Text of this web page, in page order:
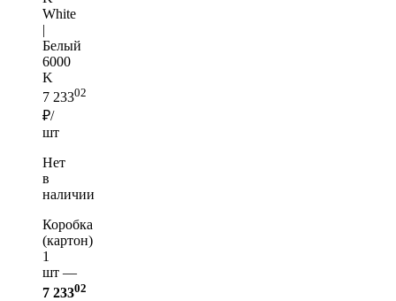
White
|
Белый
6000
K
7 23302
₽/
шт
Нет
в
наличии
Коробка
(картон)
1
шт —
7 23302